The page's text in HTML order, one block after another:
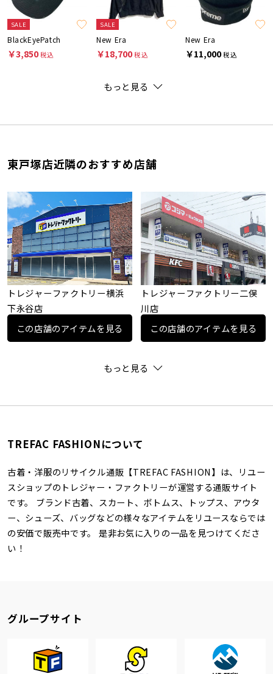
SALE
BlackEyePatch
￥3,850税込
SALE
New Era
￥18,700税込
New Era
￥11,000税込
もっと見る
東戸塚店近隣のおすすめ店舗
トレジャーファクトリー横浜
下永谷店
この店舗のアイテムを見る
トレジャーファクトリー二俣
川店
この店舗のアイテムを見る
もっと見る
TREFAC FASHIONについて
古着・洋服のリサイクル通販【TREFAC FASHION】は、リユー
スショップのトレジャー・ファクトリーが運営する通販サイト
です。 ブランド古着、スカート、ボトムス、トップス、アウタ
ー、シューズ、バッグなどの様々なアイテムをリユースならでは
の安価で販売中です。 是非お気に入りの一品を見つけてくださ
い！
グループサイト